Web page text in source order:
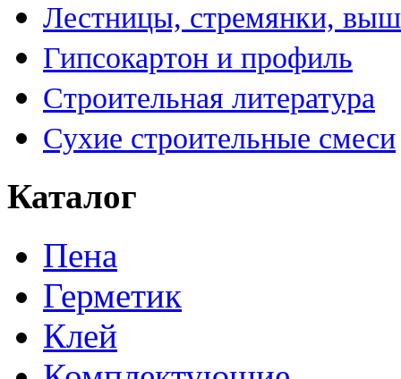
Лестницы, стремянки,
Гипсокартон и профиль
Строительная литература
Сухие строительные смеси
Каталог
Пена
Герметик
Клей